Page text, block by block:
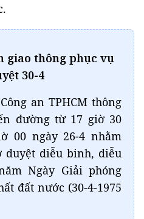
giao thông phục vụ
30-4
an TPHCM thông
đường từ 17 giờ 30
00 ngày 26-4 nhằm
duyệt diễu binh, diễu
Ngày Giải phóng
đất nước (30-4-1975